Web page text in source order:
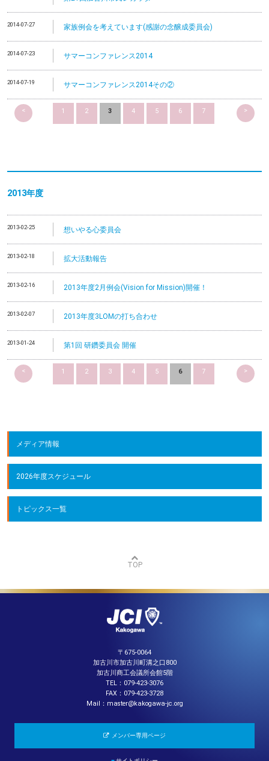
2014-07-27 家族例会を考えています(感謝の念醸成委員会)
2014-07-23 サマーコンファレンス2014
2014-07-19 サマーコンファレンス2014その②
< 1 2 3 4 5 6 7 >
2013年度
2013-02-25 想いやる心委員会
2013-02-18 拡大活動報告
2013-02-16 2013年度2月例会(Vision for Mission)開催！
2013-02-07 2013年度3LOMの打ち合わせ
2013-01-24 第1回 研鑽委員会 開催
< 1 2 3 4 5 6 7 >
メディア情報
2026年度スケジュール
トピックス一覧
TOP
〒675-0064
加古川市加古川町溝之口800
加古川商工会議所会館5階
TEL：079-423-3076
FAX：079-423-3728
Mail：master@kakogawa-jc.org
メンバー専用ページ